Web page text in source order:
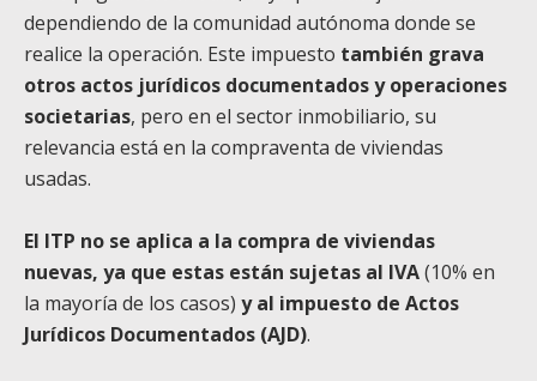
dependiendo de la comunidad autónoma donde se
realice la operación. Este impuesto también grava
otros actos jurídicos documentados y operaciones
societarias, pero en el sector inmobiliario, su
relevancia está en la compraventa de viviendas
usadas.
El ITP no se aplica a la compra de viviendas
nuevas, ya que estas están sujetas al IVA(10% en
la mayoría de los casos) y al impuesto de Actos
Jurídicos Documentados (AJD).